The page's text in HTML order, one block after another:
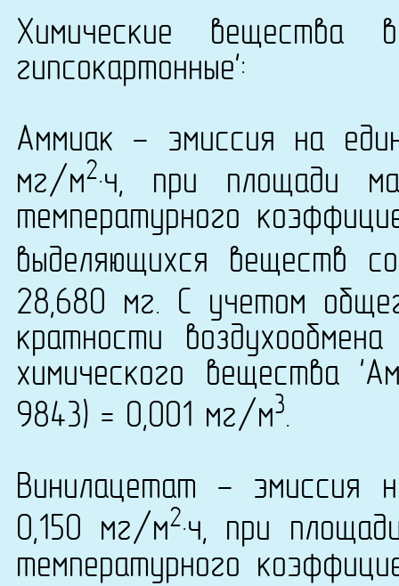
Химические вещества
гипсокартонные':
Аммиак - эмиссия на
мг/м2·ч, при площади
температурного
выделяющихся веществ
28,680 мг. С учетом
кратности
химического вещества
9843) = 0,001 мг/м3.
Винилацетат - эмиссия
0,150 мг/м2·ч, при
температурного